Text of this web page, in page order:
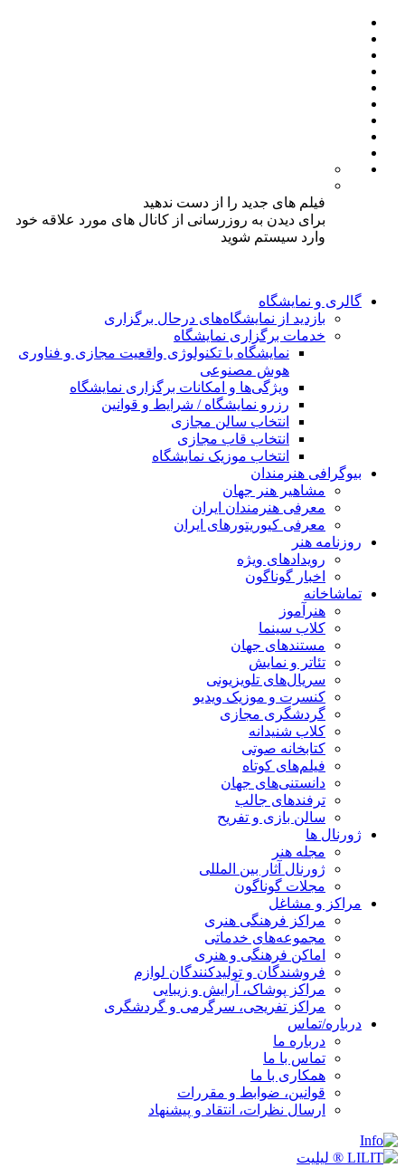
فیلم های جدید را از دست ندهید
برای دیدن به روزرسانی از کانال های مورد علاقه خود
وارد سیستم شوید
گالری و نمایشگاه
بازدید از نمایشگاه‌های درحال برگزاری
خدمات برگزاری نمایشگاه
نمایشگاه با تکنولوژی واقعیت مجازی و فناوری
هوش مصنوعی
ویژگی‌ها و امکانات برگزاری نمایشگاه
رزرو نمایشگاه / شرایط و قوانین
انتخاب سالن مجازی
انتخاب قاب مجازی
انتخاب موزیک نمایشگاه
بیوگرافی هنرمندان
مشاهیر هنر جهان
معرفی هنرمندان ایران
معرفی کیوریتورهای ایران
روزنامه هنر
رویدادهای ویژه
اخبار گوناگون
تماشاخانه
هنرآموز
کلاب سینما
مستندهای جهان
تئاتر و نمایش
سریال‌های تلویزیونی
کنسرت و موزیک ویدیو
گردشگری مجازی
کلاب شنیدانه
کتابخانه صوتی
فیلم‌های کوتاه
دانستنی‌های جهان
ترفندهای جالب
سالن بازی و تفریح
ژورنال ها
مجله هنر
ژورنال آثار بین المللی
مجلات گوناگون
مراکز و مشاغل
مراکز فرهنگی هنری
مجموعه‌های خدماتی
اماکن فرهنگی و هنری
فروشندگان و تولیدکنندگان لوازم
مراکز پوشاک، آرایش و زیبایی
مراکز تفریحی، سرگرمی و گردشگری
درباره/تماس
درباره ما
تماس با ما
همکاری با ما
قوانین، ضوابط و مقررات
ارسال نظرات، انتقاد و پیشنهاد